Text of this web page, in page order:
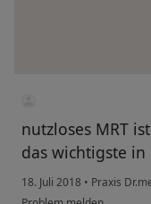
nutzloses MRT
das wichtigste in
18. Juli 2018 • Praxis